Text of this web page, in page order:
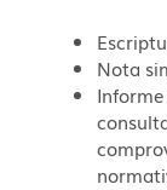
Nota